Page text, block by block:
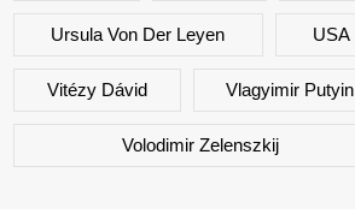
Ursula Von Der Leyen USA
Vitézy Dávid Vlagyimir Putyin
Volodimir Zelenszkij